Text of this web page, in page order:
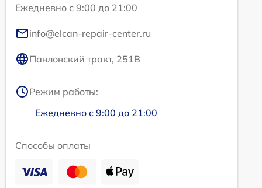
Ежедневно с 9:00 до 21:00
info@elcan-repair-center.ru
Павловский тракт, 251В
Режим работы:
Ежедневно с 9:00 до 21:00
Способы оплаты